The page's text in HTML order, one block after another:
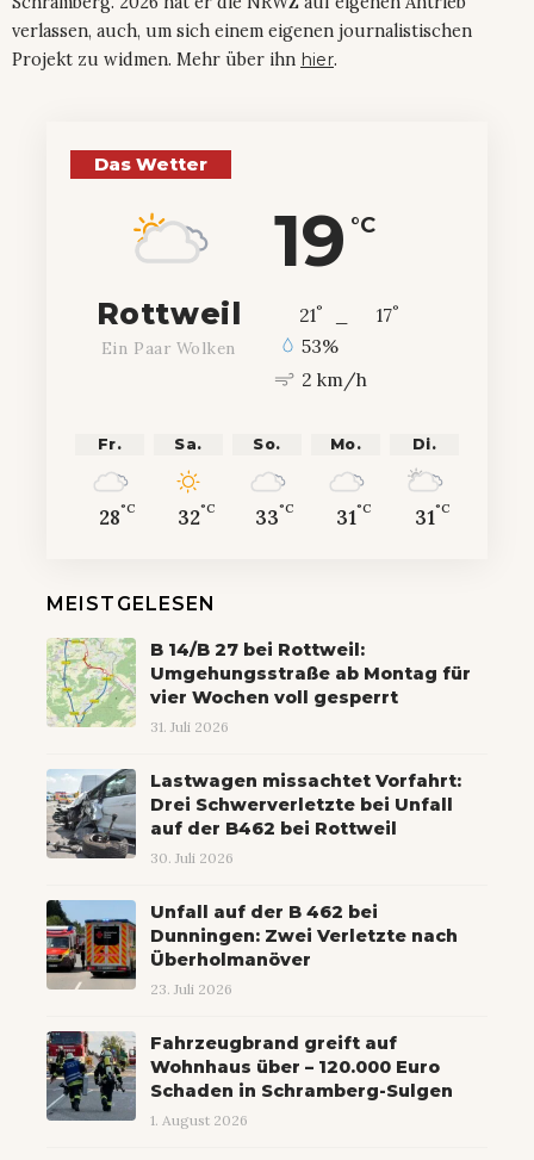
verlassen, auch, um sich einem eigenen journalistischen
Projekt zu widmen. Mehr über ihn hier.
Das Wetter
19 °C
Rottweil
Ein Paar Wolken
21° 17°
53%
2 km/h
Fr.
28°C
Sa.
32°C
So.
33°C
Mo.
31°C
Di.
31°C
MEISTGELESEN
B 14/B 27 bei Rottweil:
Umgehungsstraße ab Montag für
vier Wochen voll gesperrt
31. Juli 2026
Lastwagen missachtet Vorfahrt:
Drei Schwerverletzte bei Unfall
auf der B462 bei Rottweil
30. Juli 2026
Unfall auf der B 462 bei
Dunningen: Zwei Verletzte nach
Überholmanöver
23. Juli 2026
Fahrzeugbrand greift auf
Wohnhaus über – 120.000 Euro
Schaden in Schramberg-Sulgen
1. August 2026